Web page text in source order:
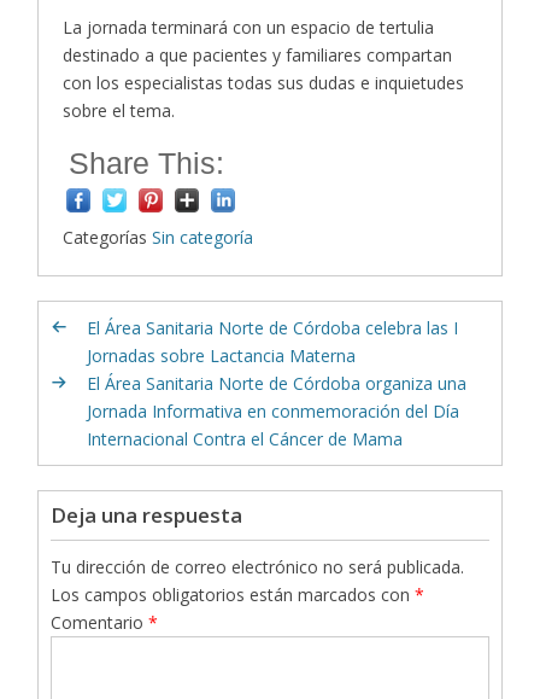
La jornada terminará con un espacio de tertulia
destinado a que pacientes y familiares compartan
con los especialistas todas sus dudas e inquietudes
sobre el tema.
Share This:
Categorías Sin categoría
El Área Sanitaria Norte de Córdoba celebra las I
Jornadas sobre Lactancia Materna
El Área Sanitaria Norte de Córdoba organiza una
Jornada Informativa en conmemoración del Día
Internacional Contra el Cáncer de Mama
Deja una respuesta
Tu dirección de correo electrónico no será publicada.
Los campos obligatorios están marcados con*
Comentario*